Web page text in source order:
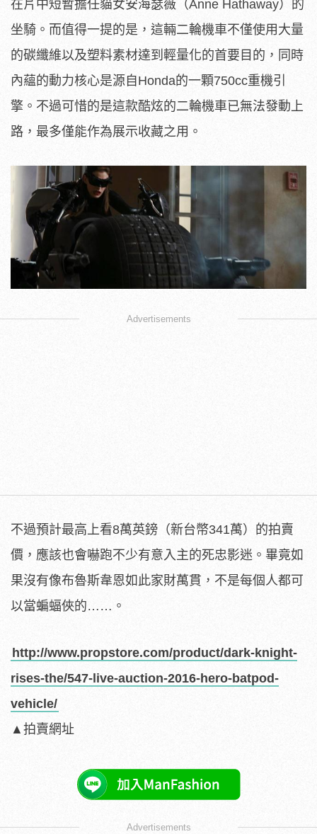
在片中短暫擔任貓女安海瑟薇（Anne Hathaway）的
坐騎。而值得一提的是，這輛二輪機車不僅使用大量
的碳纖維以及塑料素材達到輕量化的首要目的，同時
內蘊的動力核心是源自Honda的一顆750cc重機引
擎。不過可惜的是這款酷炫的二輪機車已無法發動上
路，最多僅能作為展示收藏之用。
Advertisements
不過預計最高上看8萬英鎊（新台幣341萬）的拍賣
價，應該也會嚇跑不少有意入主的死忠影迷。畢竟如
果沒有像布魯斯韋恩如此家財萬貫，不是每個人都可
以當蝙蝠俠的……。
http://www.propstore.com/product/dark-knight-
rises-the/547-live-auction-2016-hero-batpod-
vehicle/
▲拍賣網址
Advertisements